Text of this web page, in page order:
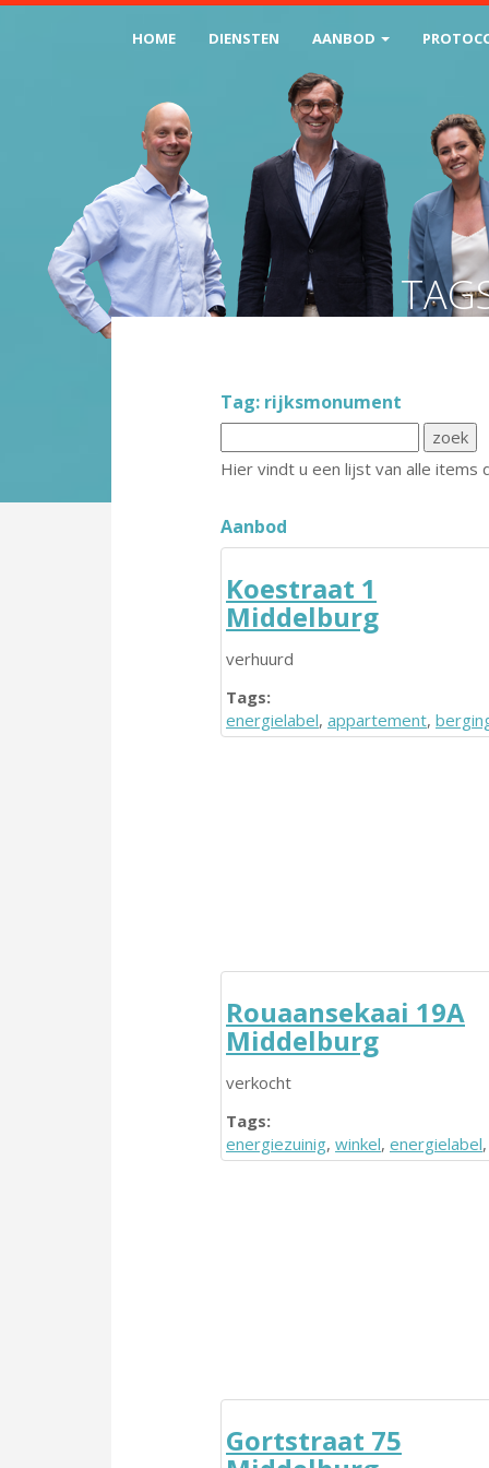
HOME DIENSTEN AANBOD
Tag: rijksmonument
Hier vindt u een lijst van alle
Aanbod
Koestraat 1
Middelburg
verhuurd
Tags:
energielabel, appartement,
Rouaansekaai 19A
Middelburg
verkocht
Tags:
energiezuinig, winkel, energielabel
Gortstraat 75